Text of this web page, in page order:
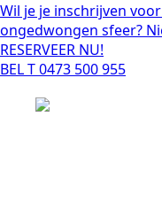
Wil je je inschrijven
ongedwongen sfeer?
RESERVEER NU!
BEL T 0473 500 955